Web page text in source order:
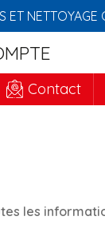
NETTOYAGE
Contact
les